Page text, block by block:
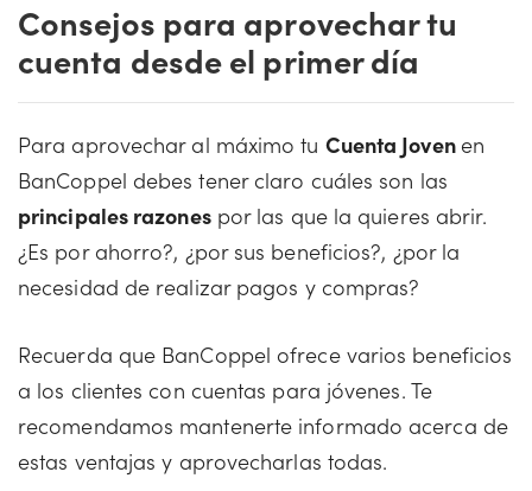
Consejos para aprovechar tu
cuenta desde el primer día
Para aprovechar al máximo tu Cuenta Joven en
BanCoppel debes tener claro cuáles son las
principales razonespor las que la quieres abrir.
¿Es por ahorro?, ¿por sus beneficios?, ¿por la
necesidad de realizar pagos y compras?
Recuerda que BanCoppel ofrece varios beneficios
a los clientes con cuentas para jóvenes. Te
recomendamos mantenerte informado acerca de
estas ventajas y aprovecharlas todas.